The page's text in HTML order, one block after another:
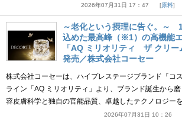
2026年07月31日 17：47 原料
～老化という摂理に告ぐ。～
込めた最高峰（※1）の高機能
「AQ ミリオリティ ザ クリー
発売／株式会社コーセー
株式会社コーセーは、ハイプレステージブランド『コ
ライン「AQ ミリオリティ」より、ブランド誕生から
容皮膚科学と独自の官能品質、卓越したテクノロジ
2026年07月31日 10：26